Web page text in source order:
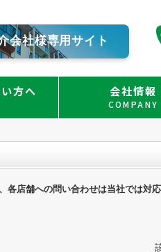
会社様専用サイト
方へ 会社情報
COMPANY
店舗への問い合わせは当社では対応